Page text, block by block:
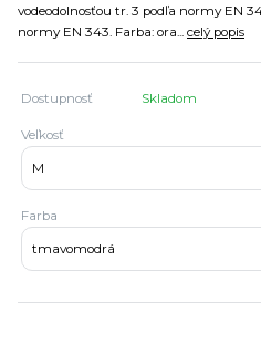
vodeodolnosťou tr. 3 podľa normy EN
normy EN 343. Farba: ora... celý popis
Dostupnosť Skladom
Veľkosť
Farba